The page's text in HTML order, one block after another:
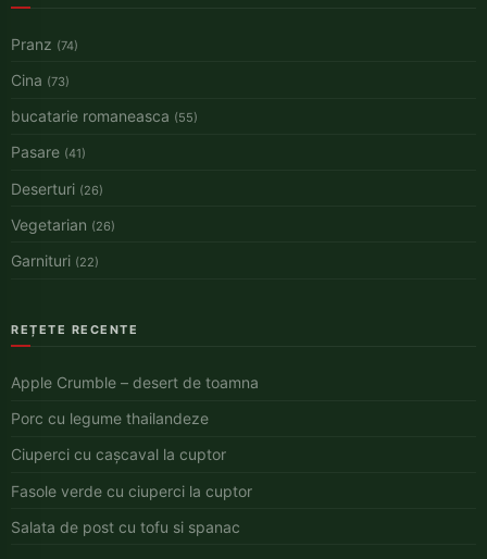
Pranz (74)
Cina (73)
bucatarie romaneasca (55)
Pasare (41)
Deserturi (26)
Vegetarian (26)
Garnituri (22)
REȚETE RECENTE
Apple Crumble – desert de toamna
Porc cu legume thailandeze
Ciuperci cu cașcaval la cuptor
Fasole verde cu ciuperci la cuptor
Salata de post cu tofu si spanac